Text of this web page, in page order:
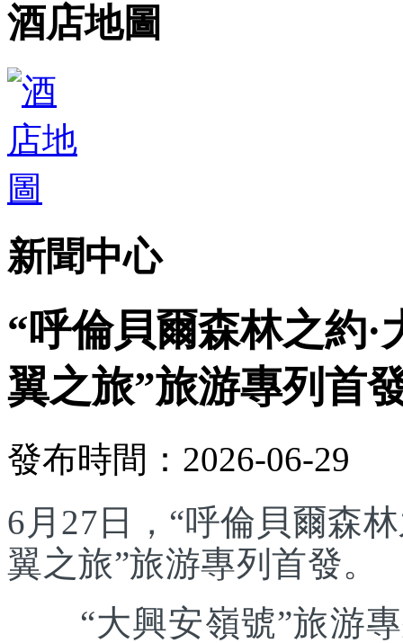
酒店地圖
新聞中心
“呼倫貝爾森林之約·
翼之旅”旅游專列首
發布時間：2026-06-29
6月27日，“呼倫貝爾森
翼之旅”旅游專列首發。
“大興安嶺號”旅游專